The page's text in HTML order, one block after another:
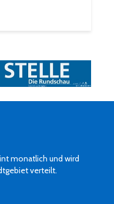
monatlich und wird
verteilt.